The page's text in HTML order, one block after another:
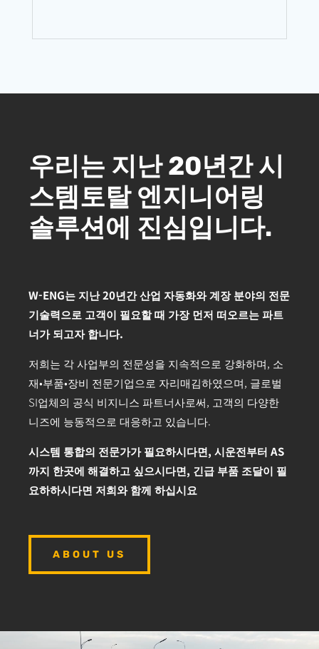
우리는 지난 20년간 시
스템토탈 엔지니어링
솔루션에 진심입니다.
W-ENG는 지난 20년간 산업 자동화와 계장 분야의 전문
기술력으로 고객이 필요할 때 가장 먼저 떠오르는 파트
너가 되고자 합니다.
저희는 각 사업부의 전문성을 지속적으로 강화하며, 소
재•부품•장비 전문기업으로 자리매김하였으며, 글로벌
SI업체의 공식 비지니스 파트너사로써, 고객의 다양한
니즈에 능동적으로 대응하고 있습니다.
시스템 통합의 전문가가 필요하시다면, 시운전부터 AS
까지 한곳에 해결하고 싶으시다면, 긴급 부품 조달이 필
요하하시다면 저희와 함께 하십시요
ABOUT US